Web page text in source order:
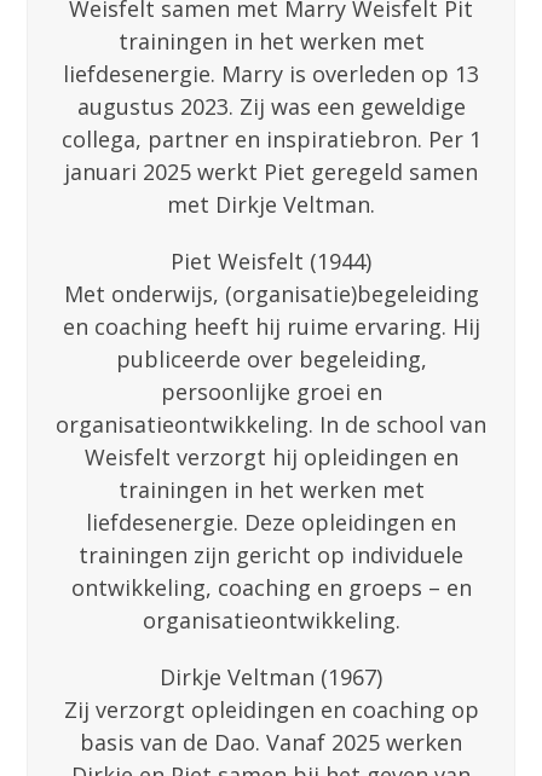
Weisfelt samen met Marry Weisfelt Pit
trainingen in het werken met
liefdesenergie. Marry is overleden op 13
augustus 2023. Zij was een geweldige
collega, partner en inspiratiebron. Per 1
januari 2025 werkt Piet geregeld samen
met Dirkje Veltman.
Piet Weisfelt (1944)
Met onderwijs, (organisatie)begeleiding
en coaching heeft hij ruime ervaring. Hij
publiceerde over begeleiding,
persoonlijke groei en
organisatieontwikkeling. In de school van
Weisfelt verzorgt hij opleidingen en
trainingen in het werken met
liefdesenergie. Deze opleidingen en
trainingen zijn gericht op individuele
ontwikkeling, coaching en groeps – en
organisatieontwikkeling.
Dirkje Veltman (1967)
Zij verzorgt opleidingen en coaching op
basis van de Dao. Vanaf 2025 werken